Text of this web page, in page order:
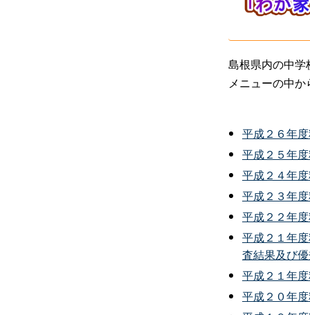
島根県内の中
メニューの中
平成２６年
平成２５年
平成２４年
平成２３年
平成２２年
平成２１年
査結果及び
平成２１年
平成２０年